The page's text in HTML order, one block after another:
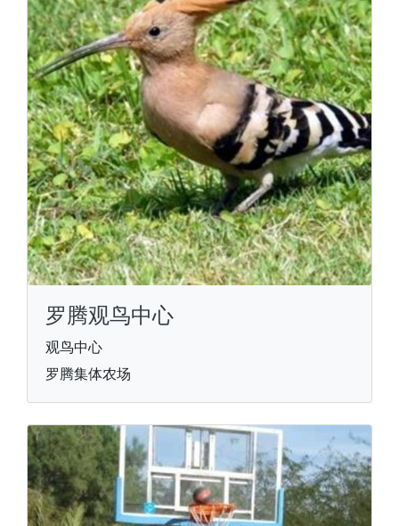
罗腾观鸟中心
观鸟中心
罗腾集体农场